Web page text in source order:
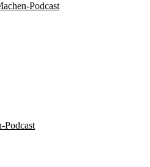
Podcast
Podcast